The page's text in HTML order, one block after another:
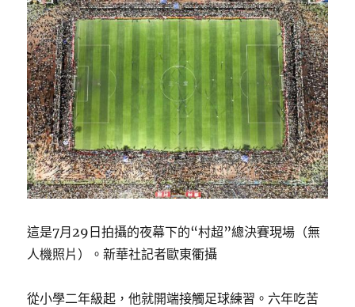
這是7月29日拍攝的夜幕下的“村超”總決賽現場（無
人機照片）。新華社記者歐東衢攝
從小學二年級起，他就開端接觸足球練習。六年吃苦